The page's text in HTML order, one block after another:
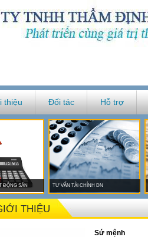
thiệu Đối tác Hỗ trợ
ĐỘNG SẢN TƯ VẤN TÀI CHÍNH DN
THIỆU
Sứ mệnh